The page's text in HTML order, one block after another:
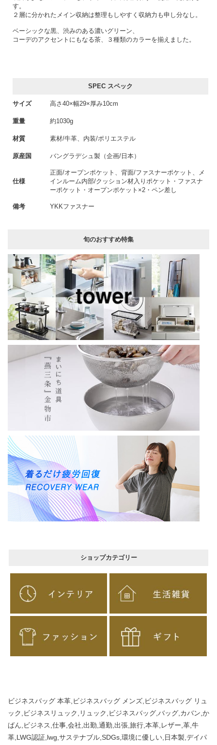
す。
２層に分かれたメイン収納は整理もしやすく収納力も申し分なし。
ベーシックな黒、渋みのある濃いグリーン、
コーデのアクセントにもなる茶、３種類のカラーを揃えました。
SPEC スペック
サイズ 高さ40×幅29×厚み10cm
重量 約1030g
材質 素材/牛革、内装/ポリエステル
原産国 バングラデシュ製（企画/日本）
仕様
正面/オープンポケット、背面/ファスナーポケット、メ
インルーム内部/クッション材入りポケット・ファスナ
ーポケット・オープンポケット×2・ペン差し
備考 YKKファスナー
旬のおすすめ特集
ショップカテゴリー
ビジネスバッグ 本革,ビジネスバッグ メンズ,ビジネスバッグ リュ
ック,ビジネスリュック,リュック,ビジネスバッグ,バッグ,カバン,か
ばん,ビジネス,仕事,会社,出勤,通勤,出張,旅行,本革,レザー,革,牛
革,LWG認証,lwg,サステナブル,SDGs,環境に優しい,日本製,デイパ